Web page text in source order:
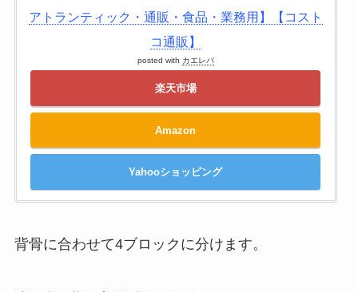
アトランティック・通販・食品・業務用】【コスト
コ通販】
posted with カエレバ
楽天市場
Amazon
Yahooショッピング
背骨に合わせて4ブロックに分けます。